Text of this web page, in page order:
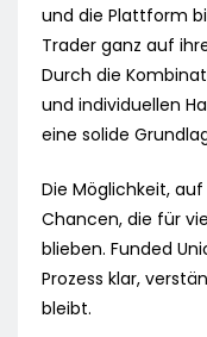
und die Plattform
Trader ganz auf
Durch die
und individuellen
eine solide
Die Möglichkeit,
Chancen, die für
blieben. Funded
Prozess klar,
bleibt.